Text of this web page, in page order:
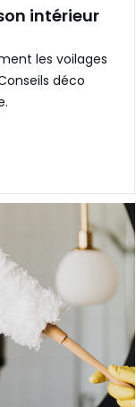
intérieur
les voilages
déco